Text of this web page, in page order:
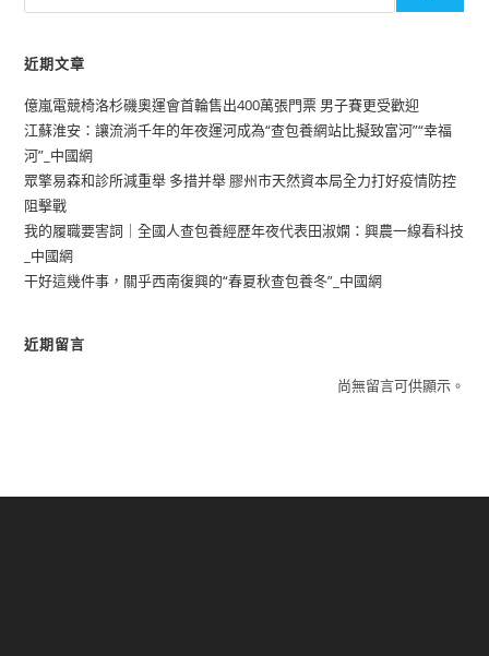
近期文章
億嵐電競椅洛杉磯奧運會首輪售出400萬張門票 男子賽更受歡迎
江蘇淮安：讓流淌千年的年夜運河成為“查包養網站比擬致富河”“幸福
河”_中國網
眾擎易森和診所減重舉 多措并舉 膠州市天然資本局全力打好疫情防控
阻擊戰
我的履職要害詞｜全國人查包養經歷年夜代表田淑嫻：興農一線看科技
_中國網
干好這幾件事，關乎西南復興的“春夏秋查包養冬”_中國網
近期留言
尚無留言可供顯示。